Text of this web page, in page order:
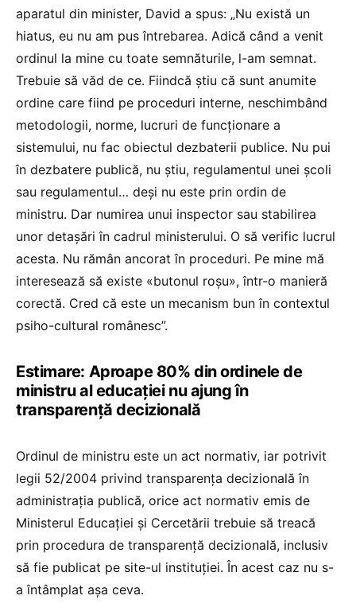
aparatul din minister, David a spus: „Nu există un
hiatus, eu nu am pus întrebarea. Adică când a venit
ordinul la mine cu toate semnăturile, l-am semnat.
Trebuie să văd de ce. Fiindcă știu că sunt anumite
ordine care fiind pe proceduri interne, neschimbând
metodologii, norme, lucruri de funcționare a
sistemului, nu fac obiectul dezbaterii publice. Nu pui
în dezbatere publică, nu știu, regulamentul unei școli
sau regulamentul… deși nu este prin ordin de
ministru. Dar numirea unui inspector sau stabilirea
unor detașări în cadrul ministerului. O să verific lucrul
acesta. Nu rămân ancorat în proceduri. Pe mine mă
interesează să existe «butonul roșu», într-o manieră
corectă. Cred că este un mecanism bun în contextul
psiho-cultural românesc”.
Estimare: Aproape 80% din ordinele de
ministru al educației nu ajung în
transparență decizională
Ordinul de ministru este un act normativ, iar potrivit
legii 52/2004 privind transparența decizională în
administrația publică, orice act normativ emis de
Ministerul Educației și Cercetării trebuie să treacă
prin procedura de transparență decizională, inclusiv
să fie publicat pe site-ul instituției. În acest caz nu s-
a întâmplat așa ceva.